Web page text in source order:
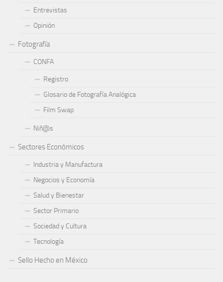
Entrevistas
Opinión
Fotografía
CONFA
Registro
Glosario de Fotografía Analógica
Film Swap
Niñ@s
Sectores Económicos
Industria y Manufactura
Negocios y Economía
Salud y Bienestar
Sector Primario
Sociedad y Cultura
Tecnología
Sello Hecho en México